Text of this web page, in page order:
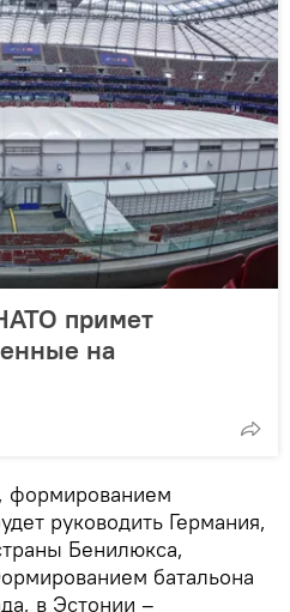
примет
на
формированием
руководить Германия,
Бенилюкса,
батальона
в Эстонии –